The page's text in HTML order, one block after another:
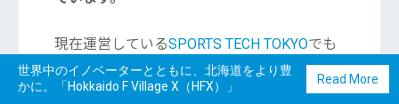
現在運営しているSPORTS TECH TOKYOでも
VR/ARは１つの注目分野なので、スポーツに
世界中のイノベーターとともに、北海道をより豊
かに。「Hokkaido F Village X（HFX）」
Read More